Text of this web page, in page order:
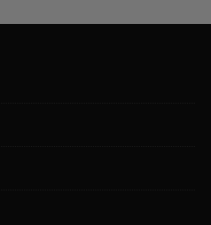
的にカットし、内面反射の
実現しました。